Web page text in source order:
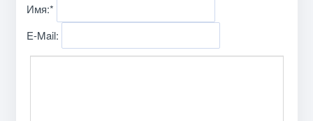
Имя:*
E-Mail: